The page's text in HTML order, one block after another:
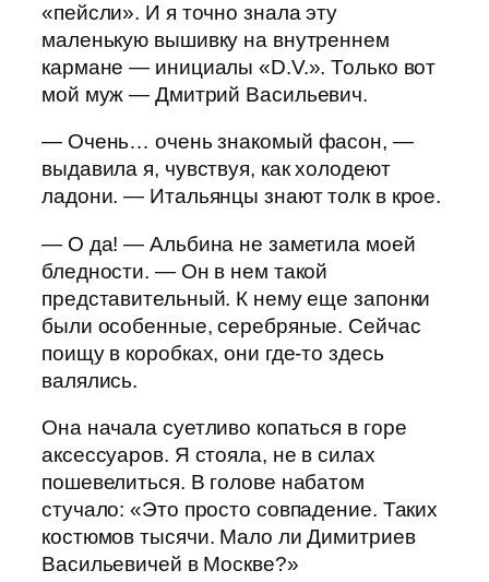
«пейсли». И я точно знала эту
маленькую вышивку на внутреннем
кармане — инициалы «D.V.». Только вот
мой муж — Дмитрий Васильевич.
— Очень… очень знакомый фасон, —
выдавила я, чувствуя, как холодеют
ладони. — Итальянцы знают толк в крое.
— О да! — Альбина не заметила моей
бледности. — Он в нем такой
представительный. К нему еще запонки
были особенные, серебряные. Сейчас
поищу в коробках, они где-то здесь
валялись.
Она начала суетливо копаться в горе
аксессуаров. Я стояла, не в силах
пошевелиться. В голове набатом
стучало: «Это просто совпадение. Таких
костюмов тысячи. Мало ли Димитриев
Васильевичей в Москве?»